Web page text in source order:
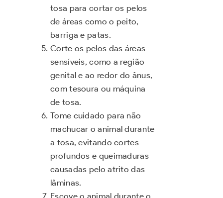
tosa para cortar os pelos
de áreas como o peito,
barriga e patas.
Corte os pelos das áreas
sensíveis, como a região
genital e ao redor do ânus,
com tesoura ou máquina
de tosa.
Tome cuidado para não
machucar o animal durante
a tosa, evitando cortes
profundos e queimaduras
causadas pelo atrito das
lâminas.
Escove o animal durante o